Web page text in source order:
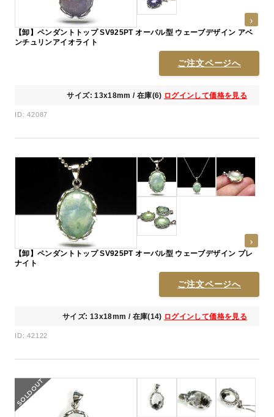
【卸】ペンダントトップ SV925PT オーバル型 ウェーブデザイン アベ
ンチュリンアイオライト
ご注文ページへ
サイズ: 13x18mm / 在庫(6) ログインして価格を見る
ID: 42087
【卸】ペンダントトップ SV925PT オーバル型 ウェーブデザイン プレ
ナイト
ご注文ページへ
サイズ: 13x18mm / 在庫(14) ログインして価格を見る
ID: 42122